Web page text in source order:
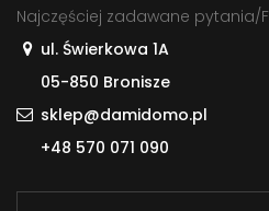
Najczęściej zadawane pytania/
ul. Świerkowa 1A
05-850 Bronisze
sklep@damidomo.pl
+48 570 071 090